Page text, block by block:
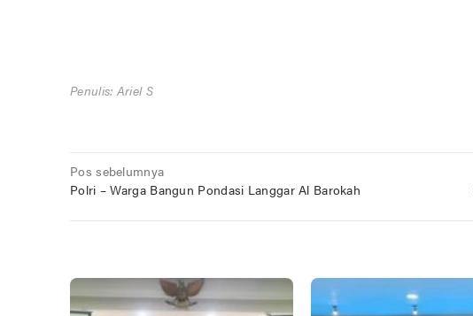
Penulis: Ariel S
Navigasi
pos
Pos sebelumnya
Polri – Warga Bangun Pondasi Langgar Al Barokah